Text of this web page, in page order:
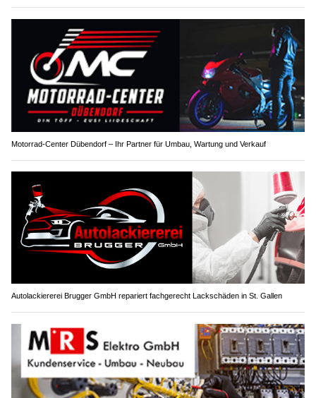
Motorrad-Center Dübendorf – Ihr Partner für Umbau, Wartung und Verkauf
Autolackiererei Brugger GmbH repariert fachgerecht Lackschäden in St. Gallen